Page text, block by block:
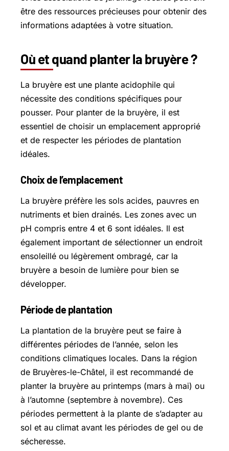
être des ressources précieuses pour obtenir des
informations adaptées à votre situation.
Où et quand planter la bruyère ?
La bruyère est une plante acidophile qui
nécessite des conditions spécifiques pour
pousser. Pour planter de la bruyère, il est
essentiel de choisir un emplacement approprié
et de respecter les périodes de plantation
idéales.
Choix de l’emplacement
La bruyère préfère les sols acides, pauvres en
nutriments et bien drainés. Les zones avec un
pH compris entre 4 et 6 sont idéales. Il est
également important de sélectionner un endroit
ensoleillé ou légèrement ombragé, car la
bruyère a besoin de lumière pour bien se
développer.
Période de plantation
La plantation de la bruyère peut se faire à
différentes périodes de l’année, selon les
conditions climatiques locales. Dans la région
de Bruyères-le-Châtel, il est recommandé de
planter la bruyère au printemps (mars à mai) ou
à l’automne (septembre à novembre). Ces
périodes permettent à la plante de s’adapter au
sol et au climat avant les périodes de gel ou de
sécheresse.